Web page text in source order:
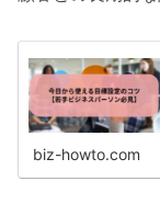
biz-howto.com